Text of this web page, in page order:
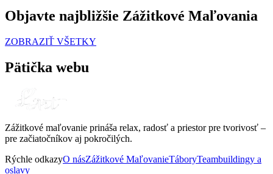
Objavte najbližšie Zážitkové Maľovania
ZOBRAZIŤ VŠETKY
Pätička webu
Zážitkové maľovanie prináša relax, radosť a priestor pre tvorivosť –
pre začiatočníkov aj pokročilých.
Rýchle odkazyO násZážitkové MaľovanieTáboryTeambuildingy a
oslavy